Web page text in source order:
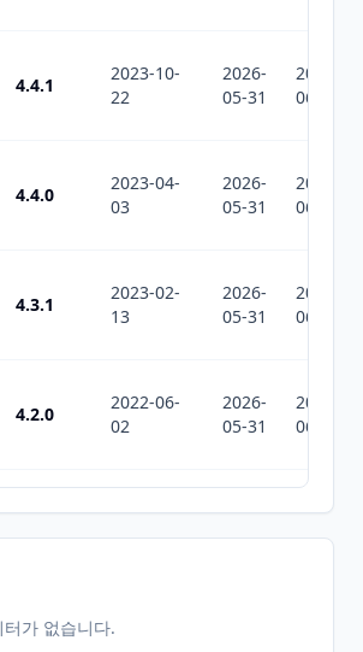
4.4.1
2023-10-
22
2026-
05-31
2026-
06-26
4.4.0
2023-04-
03
2026-
05-31
2026-
06-26
4.3.1
2023-02-
13
2026-
05-31
2026-
06-26
4.2.0
2022-06-
02
2026-
05-31
2026-
06-26
2020-08-
26
2026-
05-31
2026-
06-26
3.0.0
터가 없습니다.